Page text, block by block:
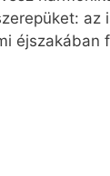
az
éjszakában